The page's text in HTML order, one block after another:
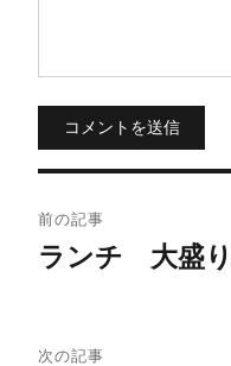
コメントを送信
稿
ビ
前の記事
ランチ 大盛
次の記事